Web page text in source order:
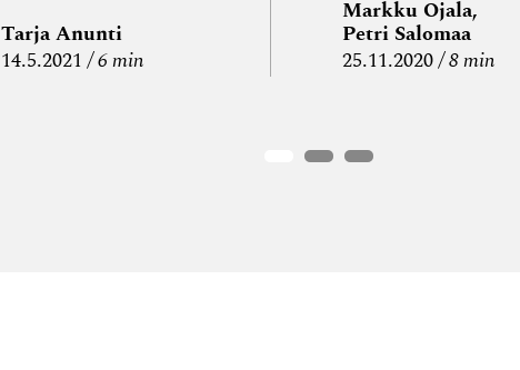
Tarja Anunti
14.5.2021
6 min
Markku Ojala,
Petri Salomaa
25.11.2020 8 min